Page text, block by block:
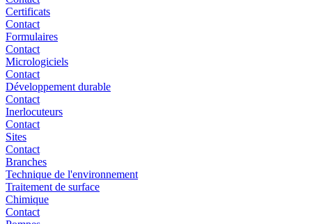
Certificats
Contact
Formulaires
Contact
Micrologiciels
Contact
Développement durable
Contact
Inerlocuteurs
Contact
Sites
Contact
Branches
Technique de l'environnement
Traitement de surface
Chimique
Contact